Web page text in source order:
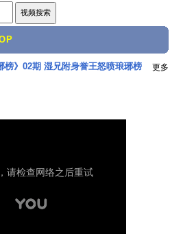
榜》02期 湿兄附身誉王怒喷琅琊榜 更多